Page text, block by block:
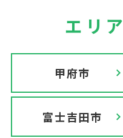
エリア
甲府市
富士吉田市